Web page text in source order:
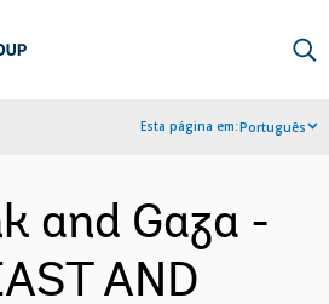
Esta página em:Português
and Gaza -
AND